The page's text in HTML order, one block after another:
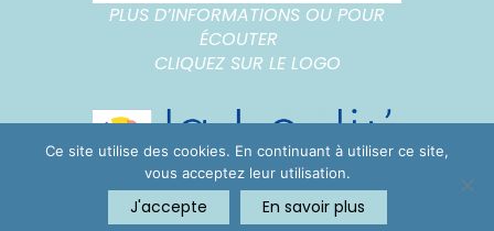
PLUS D’INFORMATIONS OU POUR
ÉCOUTER
CLIQUEZ SUR LE LOGO
Ce site utilise des cookies. En continuant à utiliser ce site,
vous acceptez leur utilisation.
J'accepte En savoir plus